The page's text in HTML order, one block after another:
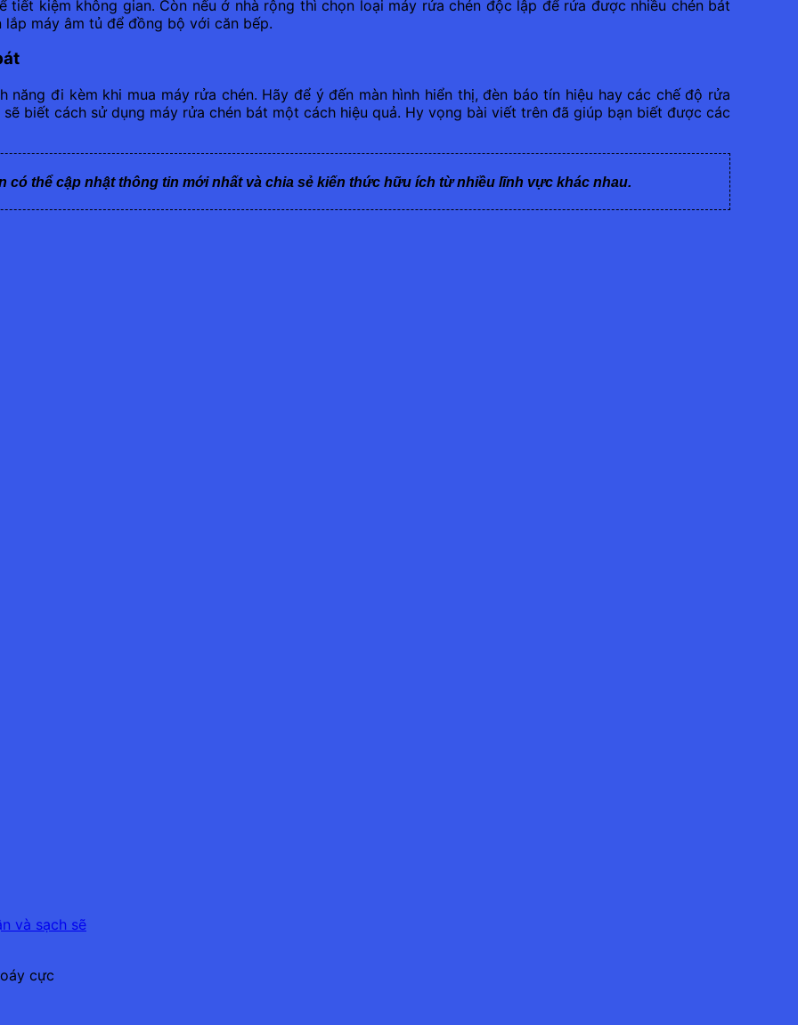
kiệm không gian. Còn nếu ở nhà rộng thì chọn loại máy rửa chén độc lập để rửa được nhiều chén bát
máy âm tủ để đồng bộ với căn bếp.
đi kèm khi mua máy rửa chén. Hãy để ý đến màn hình hiển thị, đèn báo tín hiệu hay các chế độ rửa
biết cách sử dụng máy rửa chén bát một cách hiệu quả. Hy vọng bài viết trên đã giúp bạn biết được các
thể cập nhật thông tin mới nhất và chia sẻ kiến thức hữu ích từ nhiều lĩnh vực khác nhau.
cực